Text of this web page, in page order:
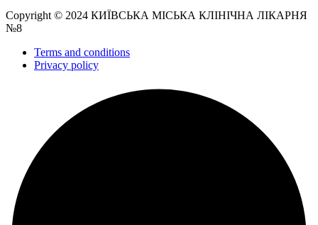
Copyright © 2024 КИЇВСЬКА МІСЬКА КЛІНІЧНА ЛІКАРНЯ
№8
Terms and conditions
Privacy policy